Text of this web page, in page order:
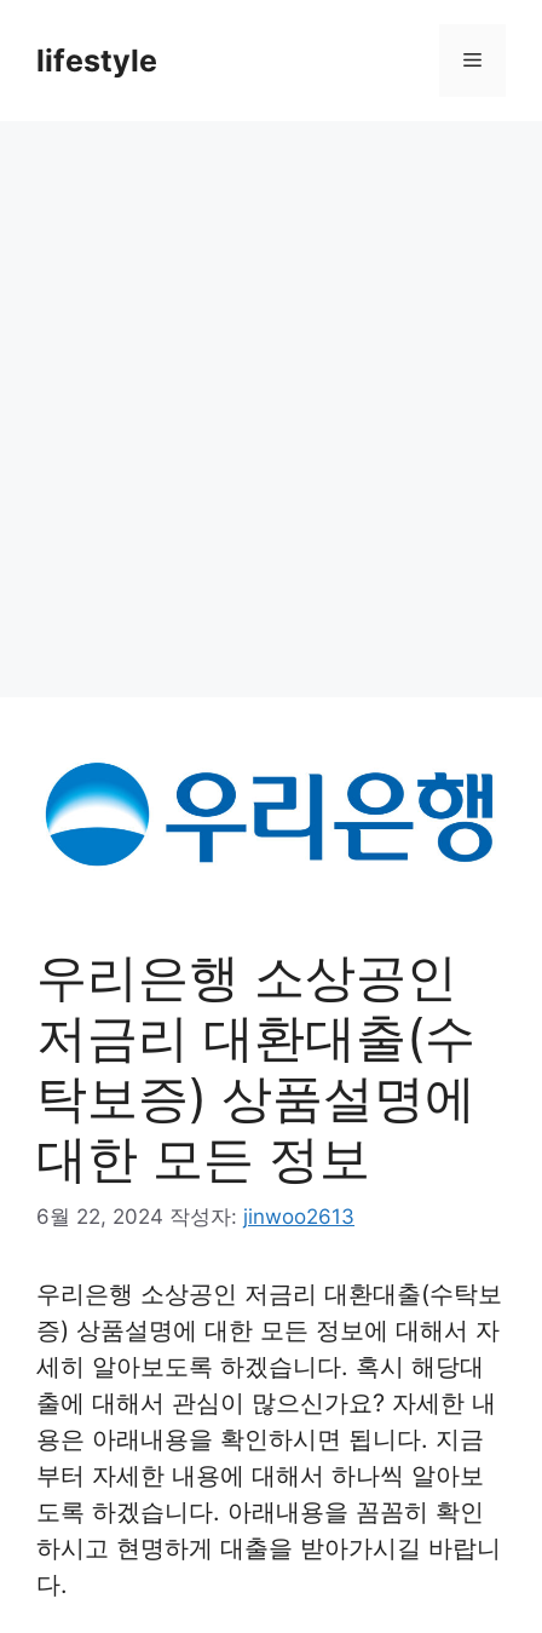
lifestyle 메
우리은행 소상공인
저금리 대환대출(수
탁보증) 상품설명에
대한 모든 정보
6월 22, 2024 작성자: jinwoo2613
우리은행 소상공인 저금리 대환대출(수탁보
증) 상품설명에 대한 모든 정보에 대해서 자
세히 알아보도록 하겠습니다. 혹시 해당대
출에 대해서 관심이 많으신가요? 자세한 내
용은 아래내용을 확인하시면 됩니다. 지금
부터 자세한 내용에 대해서 하나씩 알아보
도록 하겠습니다. 아래내용을 꼼꼼히 확인
하시고 현명하게 대출을 받아가시길 바랍니
다.